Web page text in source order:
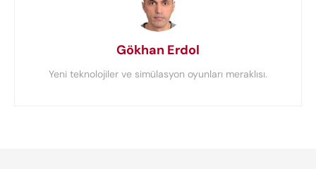
Gökhan Erdol
Yeni teknolojiler ve simülasyon oyunları meraklısı.